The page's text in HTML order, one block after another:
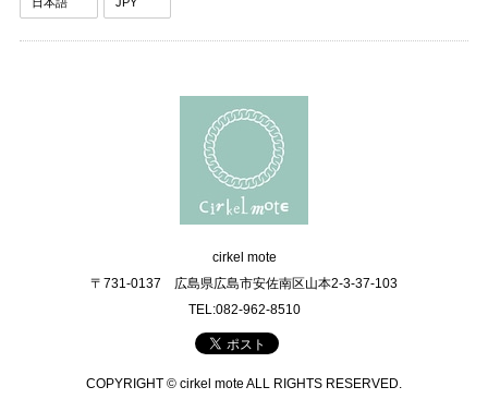
cirkel mote
〒731-0137 広島県広島市安佐南区山本2-3-37-103
TEL:082-962-8510
COPYRIGHT © cirkel mote ALL RIGHTS RESERVED.